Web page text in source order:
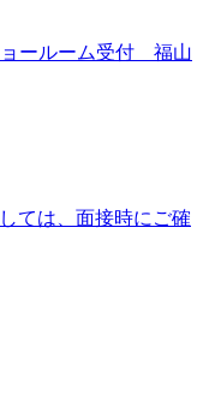
ョールーム受付 福山
ては、面接時にご確